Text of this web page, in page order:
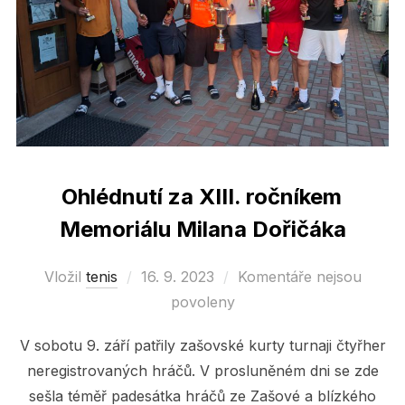
Ohlédnutí za XIII. ročníkem
Memoriálu Milana Dořičáka
Vložil tenis
Posted
16. 9. 2023
Komentáře nejsou
povoleny
V sobotu 9. září patřily zašovské kurty turnaji čtyřher
neregistrovaných hráčů. V prosluněném dni se zde
sešla téměř padesátka hráčů ze Zašové a blízkého